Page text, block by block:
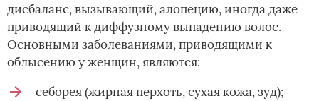
дисбаланс, вызывающий, алопецию, иногда даже
приводящий к диффузному выпадению волос.
Основными заболеваниями, приводящими к
облысению у женщин, являются:
себорея (жирная перхоть, сухая кожа, зуд);